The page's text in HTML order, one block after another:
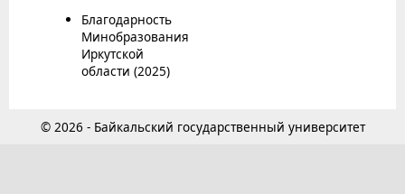
Благодарность
Минобразования
Иркутской
области (2025)
© 2026 - Байкальский государственный университет